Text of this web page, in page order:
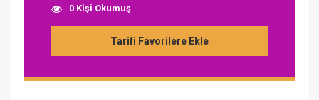
0 Kişi Okumuş
Tarifi Favorilere Ekle